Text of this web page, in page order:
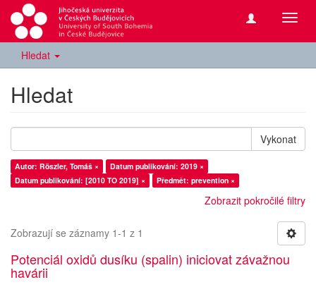
Hledat
Hledat
Vykonat
Autor: Röszler, Tomáš ×
Datum publikování: 2019 ×
Datum publikování: [2010 TO 2019] ×
Předmět: prevention ×
Zobrazit pokročilé filtry
Zobrazují se záznamy 1-1 z 1
Potenciál oxidů dusíku (spalin) iniciovat závažnou
havárii